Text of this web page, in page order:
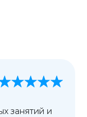
занятий и